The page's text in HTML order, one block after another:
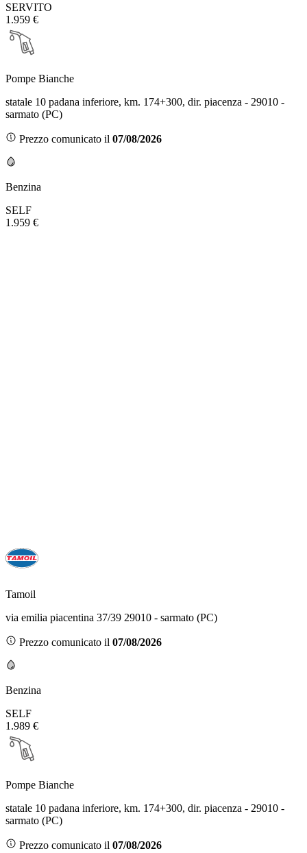
SERVITO
1.959 €
Pompe Bianche
statale 10 padana inferiore, km. 174+300, dir. piacenza - 29010 -
sarmato (PC)
Prezzo comunicato il 07/08/2026
Benzina
SELF
1.959 €
Tamoil
via emilia piacentina 37/39 29010 - sarmato (PC)
Prezzo comunicato il 07/08/2026
Benzina
SELF
1.989 €
Pompe Bianche
statale 10 padana inferiore, km. 174+300, dir. piacenza - 29010 -
sarmato (PC)
Prezzo comunicato il 07/08/2026